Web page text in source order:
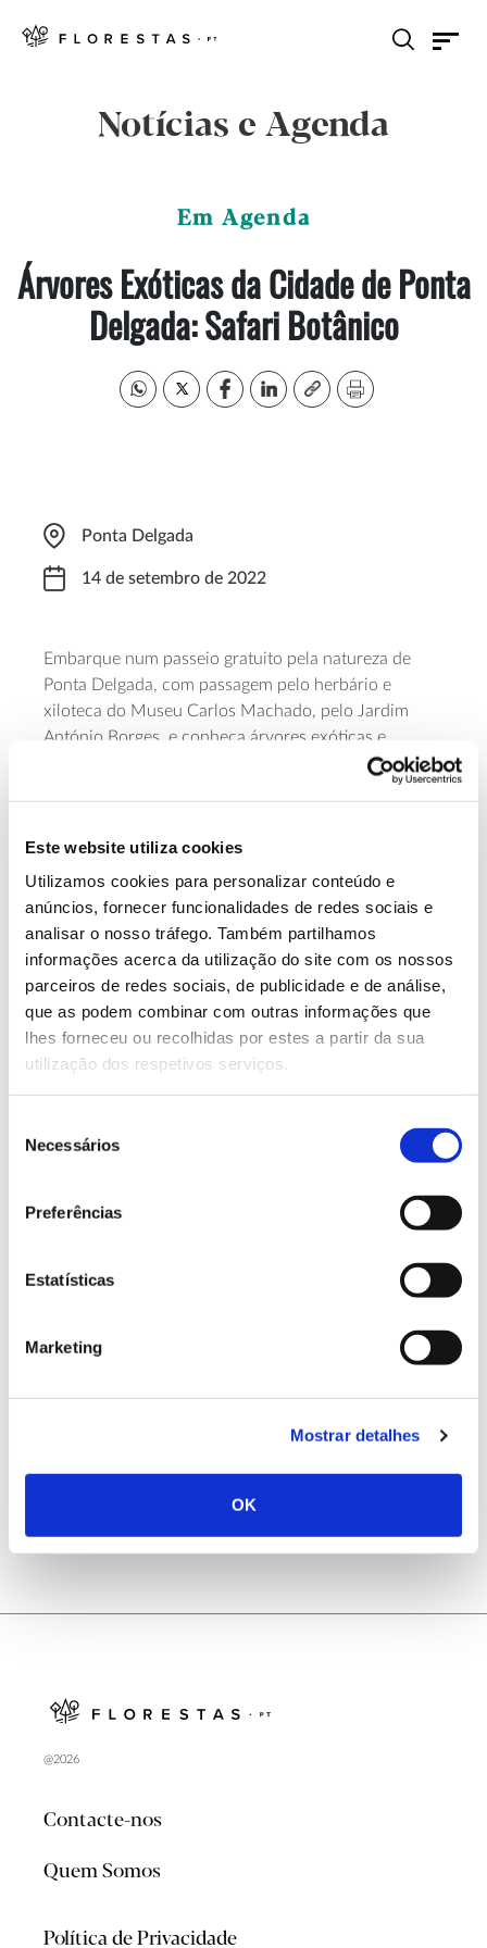
Este website utiliza cookies
Utilizamos cookies para personalizar conteúdo e
anúncios, fornecer funcionalidades de redes sociais e
analisar o nosso tráfego. Também partilhamos
informações acerca da utilização do site com os nossos
parceiros de redes sociais, de publicidade e de análise,
que as podem combinar com outras informações que
lhes forneceu ou recolhidas por estes a partir da sua
utilização dos respetivos serviços.
Necessários
Preferências
Estatísticas
Marketing
Mostrar detalhes
OK
Notícias e Agenda
Em Agenda
Árvores Exóticas da Cidade de Ponta
Delgada: Safari Botânico
Ponta Delgada
14 de setembro de 2022
Embarque num passeio gratuito pela natureza de
Ponta Delgada, com passagem pelo herbário e
xiloteca do Museu Carlos Machado, pelo Jardim
António Borges, e conheça árvores exóticas e
ornamentais dos vários jardins e outros locais por
onde passeará durante as duas horas deste passeio.
Núcleo de Santo André, às 10h30. A atividade é
Saiba mais sobre este passeio.
13.07.2026
Genoma do priolo e de outras espécies em risco:
conhecer para conservar
Registar galhas de Trichi em acácia-das-espigas:
@2026
Contacte-nos
Quem Somos
Política de Privacidade